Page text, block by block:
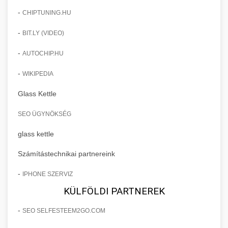
- CHIPTUNING.HU
- BIT.LY (VIDEO)
- AUTOCHIP.HU
- WIKIPEDIA
Glass Kettle
SEO ÜGYNÖKSÉG
glass kettle
Számítástechnikai partnereink
- IPHONE SZERVIZ
KÜLFÖLDI PARTNEREK
- SEO SELFESTEEM2GO.COM